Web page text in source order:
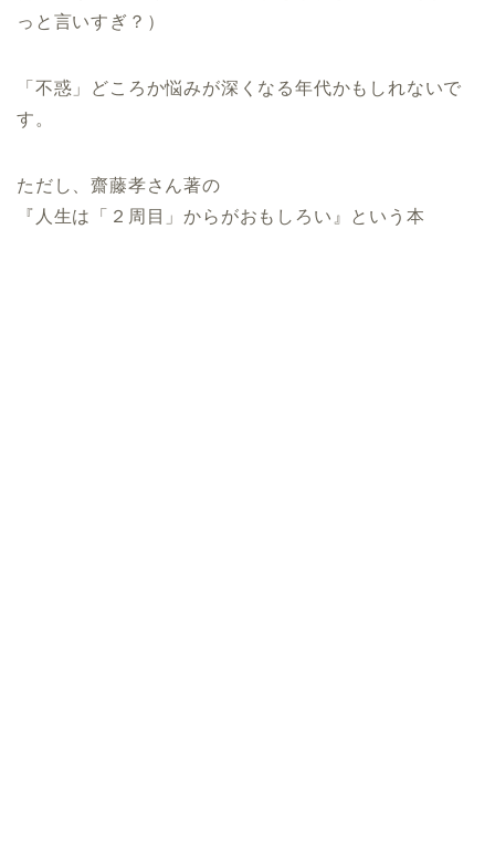
っと言いすぎ？）
「不惑」どころか悩みが深くなる年代かもしれないで
す。
ただし、齋藤孝さん著の
『人生は「２周目」からがおもしろい』という本